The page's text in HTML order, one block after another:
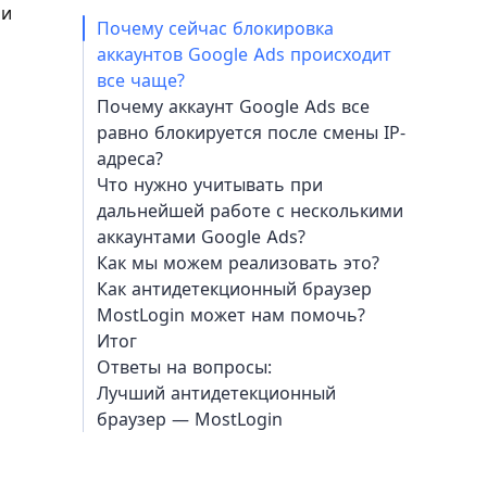
Почему сейчас блокировка
аккаунтов Google Ads происходит
все чаще?
Почему аккаунт Google Ads все
равно блокируется после смены IP-
адреса?
Что нужно учитывать при
дальнейшей работе с несколькими
аккаунтами Google Ads?
Как мы можем реализовать это?
Как антидетекционный браузер
MostLogin может нам помочь?
Итог
Ответы на вопросы:
Лучший антидетекционный
браузер — MostLogin